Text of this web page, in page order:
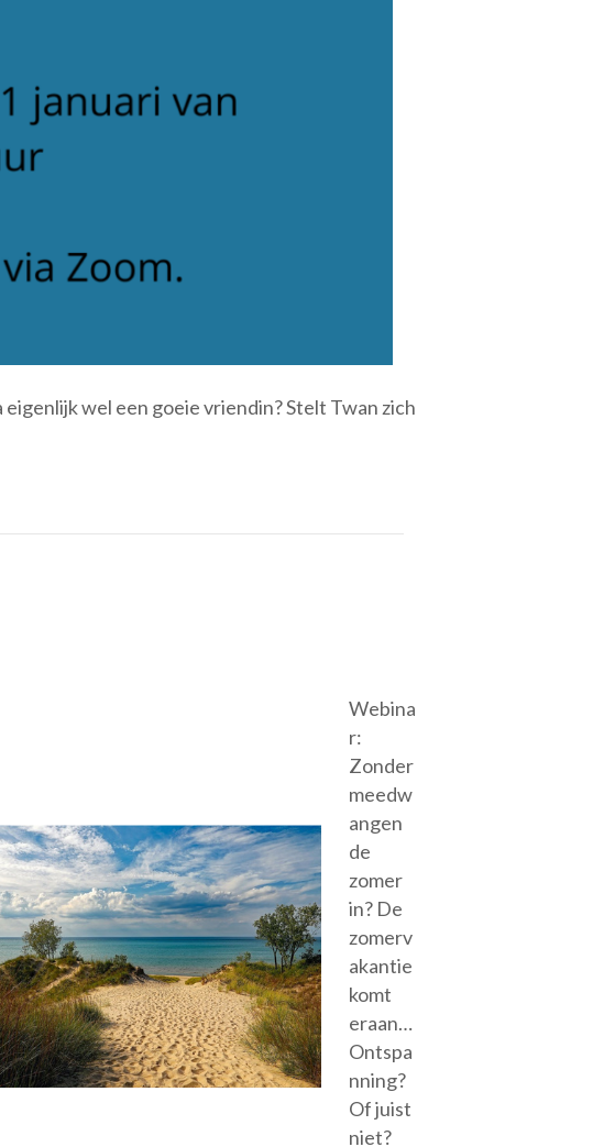
wel een goeie vriendin? Stelt Twan zich
Webina
r:
Zonder
meedw
angen
de
zomer
in? De
zomerv
akantie
komt
eraan…
Ontspa
nning?
Of juist
niet?